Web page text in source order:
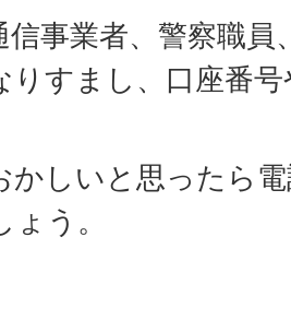
事業者、警察職員
りすまし、口座番
しいと思ったら
う。